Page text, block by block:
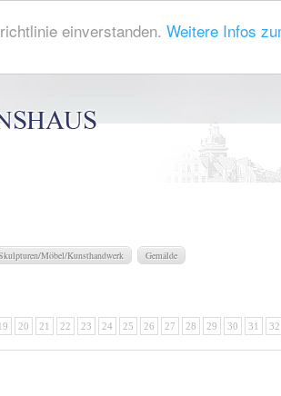
einverstanden. Weitere Infos
Möbel/Kunsthandwerk Gemälde
20 21 22 23 24 25 26 27 28 29 30 31 32